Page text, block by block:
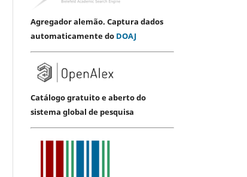
Agregador alemão. Captura dados
automaticamente do DOAJ
Catálogo gratuito e aberto do
sistema global de pesquisa